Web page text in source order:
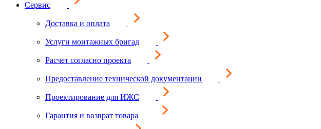
Сервис
Доставка и оплата
Услуги монтажных бригад
Расчет согласно проекта
Предоставление технической документации
Проектирование для ИЖС
Гарантия и возврат товара